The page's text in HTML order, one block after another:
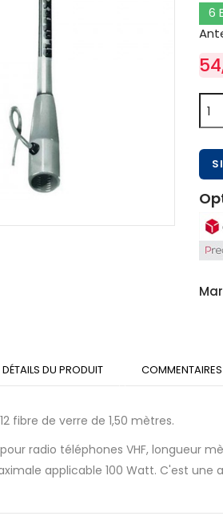
6
DÉTAILS DU PRODUIT COMMENTAIRES
fibre de verre de 1,50 mètres.
radio téléphones VHF, longueur
applicable 100 Watt. C'est